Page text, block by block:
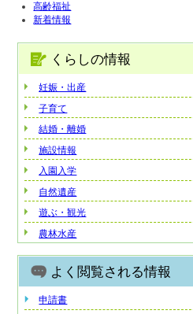
高齢福祉
新着情報
くらしの情報
妊娠・出産
子育て
結婚・離婚
施設情報
入園入学
自然遺産
遊ぶ・観光
農林水産
よく閲覧される情報
申請書